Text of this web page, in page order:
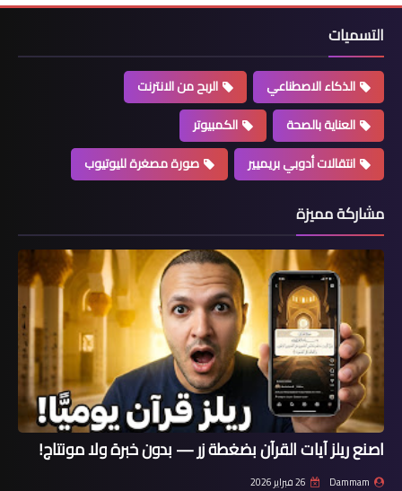
التسميات
الذكاء الاصطناعي
الربح من الانترنت
العناية بالصحة
الكمبيوتر
انتقالات أدوبي بريميير
صورة مصغرة لليوتيوب
مشاركة مميزة
اصنع ريلز آيات القرآن بضغطة زر — بدون خبرة ولا مونتاج!
Dammam 26 فبراير 2026